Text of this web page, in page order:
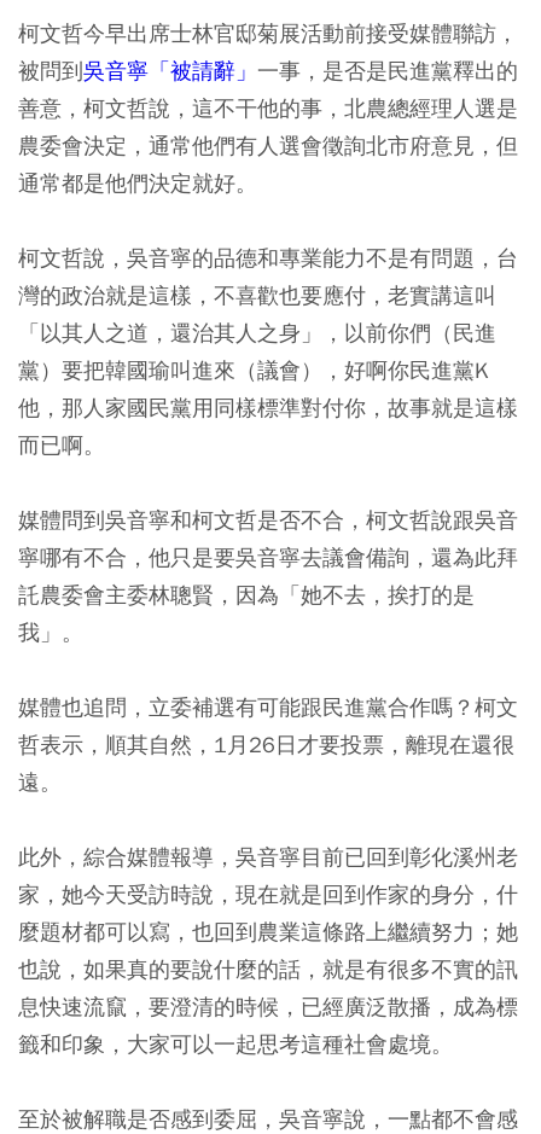
柯文哲今早出席士林官邸菊展活動前接受媒體聯訪，
被問到吳音寧「被請辭」 一事，是否是民進黨釋出的
善意，柯文哲說，這不干他的事，北農總經理人選是
農委會決定，通常他們有人選會徵詢北市府意見，但
通常都是他們決定就好。
柯文哲說，吳音寧的品德和專業能力不是有問題，台
灣的政治就是這樣，不喜歡也要應付，老實講這叫
「以其人之道，還治其人之身」，以前你們（民進
黨）要把韓國瑜叫進來（議會），好啊你民進黨K
他，那人家國民黨用同樣標準對付你，故事就是這樣
而已啊。
媒體問到吳音寧和柯文哲是否不合，柯文哲說跟吳音
寧哪有不合，他只是要吳音寧去議會備詢，還為此拜
託農委會主委林聰賢，因為「她不去，挨打的是
我」。
媒體也追問，立委補選有可能跟民進黨合作嗎？柯文
哲表示，順其自然，1月26日才要投票，離現在還很
遠。
此外，綜合媒體報導，吳音寧目前已回到彰化溪州老
家，她今天受訪時說，現在就是回到作家的身分，什
麼題材都可以寫，也回到農業這條路上繼續努力；她
也說，如果真的要說什麼的話，就是有很多不實的訊
息快速流竄，要澄清的時候，已經廣泛散播，成為標
籤和印象，大家可以一起思考這種社會處境。
至於被解職是否感到委屈，吳音寧說，一點都不會感